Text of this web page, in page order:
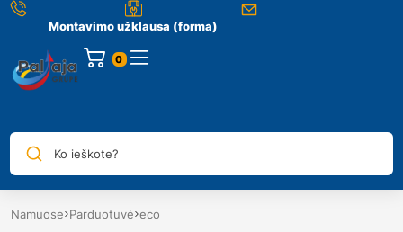
Montavimo užklausa (forma)
0
Ko ieškote?
Namuose Parduotuvė eco